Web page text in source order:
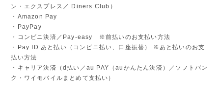
ン・エクスプレス／ Diners Club）
・Amazon Pay
・PayPay
・コンビニ決済／Pay-easy ※前払いのお支払い方法
・Pay ID あと払い（コンビニ払い、口座振替） ※あと払いのお支
払い方法
・キャリア決済（d払い／au PAY（auかんたん決済）／ソフトバン
ク・ワイモバイルまとめて支払い）